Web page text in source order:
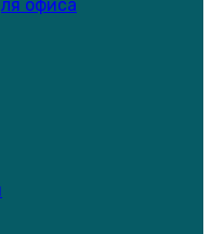
офиса